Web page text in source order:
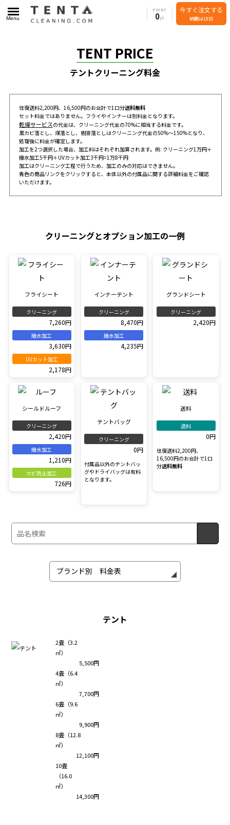
POINT
0
今すぐ注文する
納期は18日
Menu
TENT PRICE
テントクリーニング料金
往復送料2,200円、16,500円のお会計で1口分送料無料
セット料金ではありません。フライやインナーは別料金となります。
乾燥サービスの代金は、クリーニング代金の70%に相当する料金です。
黒カビ落とし、煤落とし、樹液落としはクリーニング代金の50%～150%となり、
処理後に料金が確定します。
加工を2つ選択した場合、加工料はそれぞれ加算されます。例: クリーニング1万円＋
撥水加工5千円＋UVカット加工3千円=1万8千円
加工はクリーニング工程で行うため、加工のみの対応はできません。
青色の商品リンクをクリックすると、本体以外の付属品に関する詳細料金をご確認
いただけます。
クリーニングとオプション加工の一例
フライシート
クリーニング
7,260円
撥水加工
3,630円
UVカット加工
2,178円
インナーテント
クリーニング
8,470円
撥水加工
4,235円
グランドシート
クリーニング
2,420円
シールドルーフ
クリーニング
2,420円
撥水加工
1,210円
カビ防止加工
726円
テントバッグ
クリーニング
0円
付属品以外のテントバッ
グやドライバッグは有料
となります。
送料
送料
0円
往復送料2,200円、
16,500円のお会計で1口
分送料無料
テント
2畳（3.2
㎡）
5,500円
4畳（6.4
㎡）
7,700円
6畳（9.6
㎡）
9,900円
8畳（12.8
㎡）
12,100円
10畳
（16.0
㎡）
14,300円